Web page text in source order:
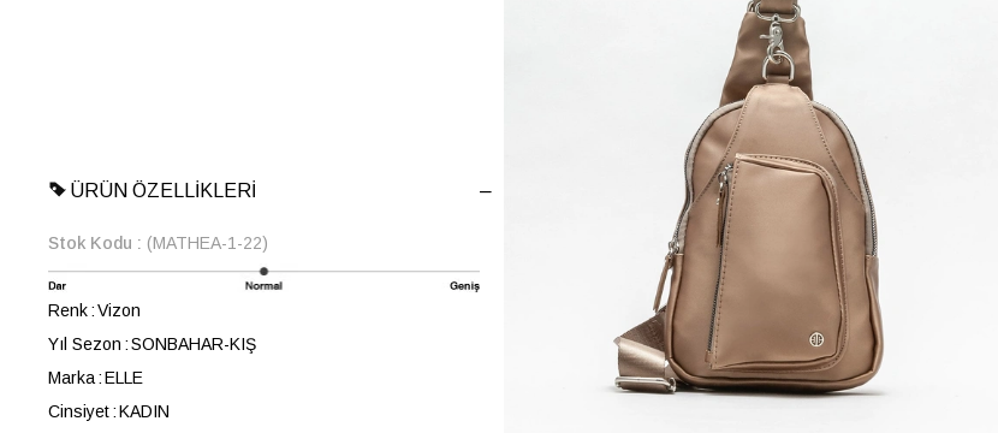
ÜRÜN ÖZELLIKLERI
Stok Kodu (MATHEA-1-22)
Renk Vizon
Yıl Sezon SONBAHAR-KIŞ
Marka ELLE
Cinsiyet KADIN